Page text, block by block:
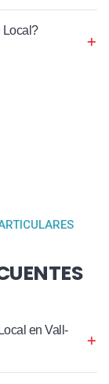
Local?
en Vall-